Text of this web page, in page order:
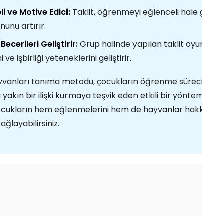
ve Motive Edici: Taklit, öğrenmeyi eğlenceli hale
artırır.
Geliştirir:Grup halinde yapılan taklit
ve işbirliği yeteneklerini geliştirir.
tanıma metodu, çocukların öğrenme
bir ilişki kurmaya teşvik eden etkili bir
hem eğlenmelerini hem de hayvanlar